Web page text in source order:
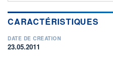
CARACTÉRISTIQUES
DATE DE CRÉATION
23.05.2011